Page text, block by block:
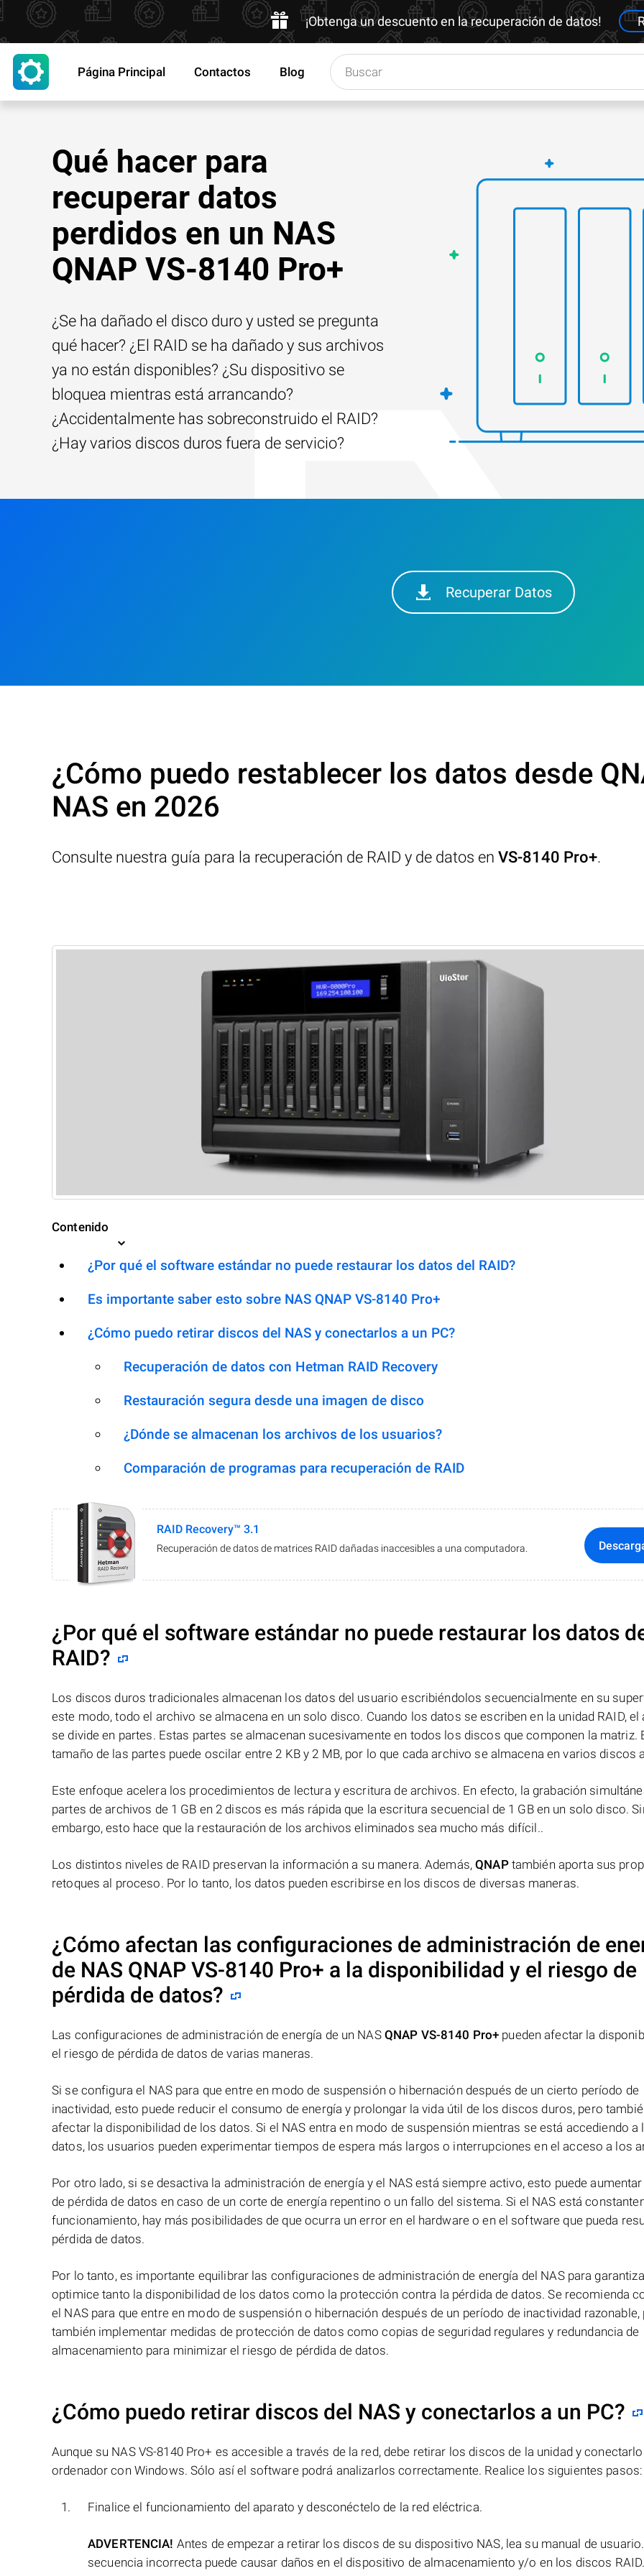
¡Obtenga un descuento en la recuperación de datos!
Página Principal Contactos Blog
Qué hacer para
recuperar datos
perdidos en un NAS
QNAP VS-8140 Pro+
¿Se ha dañado el disco duro y usted se pregunta
qué hacer? ¿El RAID se ha dañado y sus archivos
ya no están disponibles? ¿Su dispositivo se
bloquea mientras está arrancando?
¿Accidentalmente has sobreconstruido el RAID?
¿Hay varios discos duros fuera de servicio?
Recuperar Datos
¿Cómo puedo restablecer los datos desde
NAS en 2026
Consulte nuestra guía para la recuperación de RAID y de datos en VS-8140 Pro+.
Contenido
¿Por qué el software estándar no puede restaurar los datos del RAID?
Es importante saber esto sobre NAS QNAP VS-8140 Pro+
¿Cómo puedo retirar discos del NAS y conectarlos a un PC?
Recuperación de datos con Hetman RAID Recovery
Restauración segura desde una imagen de disco
¿Dónde se almacenan los archivos de los usuarios?
Comparación de programas para recuperación de RAID
RAID Recovery™ 3.1
Recuperación de datos de matrices RAID dañadas inaccesibles a una computadora.
¿Por qué el software estándar no puede restaurar los datos
RAID?
Los discos duros tradicionales almacenan los datos del usuario escribiéndolos secuencialmente en su
este modo, todo el archivo se almacena en un solo disco. Cuando los datos se escriben en la unidad RAID, el
se divide en partes. Estas partes se almacenan sucesivamente en todos los discos que componen la matriz.
tamaño de las partes puede oscilar entre 2 KB y 2 MB, por lo que cada archivo se almacena en varios discos
Este enfoque acelera los procedimientos de lectura y escritura de archivos. En efecto, la grabación
partes de archivos de 1 GB en 2 discos es más rápida que la escritura secuencial de 1 GB en un solo disco.
embargo, esto hace que la restauración de los archivos eliminados sea mucho más difícil..
Los distintos niveles de RAID preservan la información a su manera. Además,QNAPtambién aporta sus
retoques al proceso. Por lo tanto, los datos pueden escribirse en los discos de diversas maneras.
¿Cómo afectan las configuraciones de administración de
de NAS QNAP VS-8140 Pro+ a la disponibilidad y el riesgo de
pérdida de datos?
Las configuraciones de administración de energía de un NAS QNAP VS-8140 Pro+ pueden afectar la
el riesgo de pérdida de datos de varias maneras.
Si se configura el NAS para que entre en modo de suspensión o hibernación después de un cierto período de
inactividad, esto puede reducir el consumo de energía y prolongar la vida útil de los discos duros, pero
afectar la disponibilidad de los datos. Si el NAS entra en modo de suspensión mientras se está accediendo a
datos, los usuarios pueden experimentar tiempos de espera más largos o interrupciones en el acceso a los
Por otro lado, si se desactiva la administración de energía y el NAS está siempre activo, esto puede
de pérdida de datos en caso de un corte de energía repentino o un fallo del sistema. Si el NAS está
funcionamiento, hay más posibilidades de que ocurra un error en el hardware o en el software que pueda
pérdida de datos.
Por lo tanto, es importante equilibrar las configuraciones de administración de energía del NAS para
optimice tanto la disponibilidad de los datos como la protección contra la pérdida de datos. Se recomienda
el NAS para que entre en modo de suspensión o hibernación después de un período de inactividad razonable,
también implementar medidas de protección de datos como copias de seguridad regulares y redundancia de
almacenamiento para minimizar el riesgo de pérdida de datos.
¿Cómo puedo retirar discos del NAS y conectarlos a un PC?
Aunque su NAS VS-8140 Pro+ es accesible a través de la red, debe retirar los discos de la unidad y
ordenador con Windows. Sólo así el software podrá analizarlos correctamente. Realice los siguientes pasos:
Finalice el funcionamiento del aparato y desconéctelo de la red eléctrica.
ADVERTENCIA! Antes de empezar a retirar los discos de su dispositivo NAS, lea su manual de
secuencia incorrecta puede causar daños en el dispositivo de almacenamiento y/o en los discos